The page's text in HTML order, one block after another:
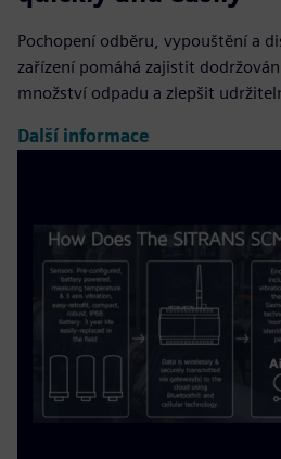
Pochopení odběru, vypouštění a
zařízení pomáhá zajistit
množství odpadu a zlepšit
Další informace